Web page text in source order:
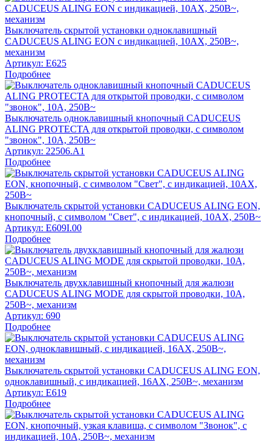
Выключатель скрытой установки одноклавишный
CADUCEUS ALING EON с индикацией, 10АХ, 250В~,
механизм
Артикул: E625
Подробнее
Выключатель одноклавишный кнопочный CADUCEUS
ALING PROTECTA для открытой проводки, с символом
"звонок", 10А, 250В~
Артикул: 22506.A1
Подробнее
Выключатель скрытой установки CADUCEUS ALING EON,
кнопочный, с символом "Свет", с индикацией, 10АХ, 250В~
Артикул: E609I.00
Подробнее
Выключатель двухклавишный кнопочный для жалюзи
CADUCEUS ALING MODE для скрытой проводки, 10А,
250В~, механизм
Артикул: 690
Подробнее
Выключатель скрытой установки CADUCEUS ALING EON,
одноклавишный, с индикацией, 16АХ, 250В~, механизм
Артикул: E619
Подробнее